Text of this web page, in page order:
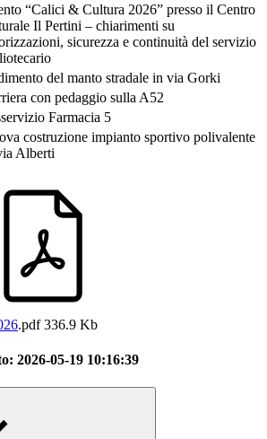
“Calici & Cultura 2026” presso il Centro
Il Pertini – chiarimenti su
sicurezza e continuità del servizio
del manto stradale in via Gorki
con pedaggio sulla A52
Farmacia 5
costruzione impianto sportivo polivalente
Alberti
.pdf336.9 Kb
2026-05-19 10:16:39